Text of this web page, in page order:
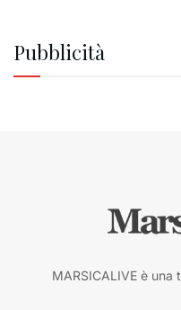
Pubblicità
MARSICALIVE è